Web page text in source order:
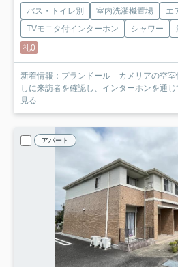
バス・トイレ別 室内洗濯機置場
エ
TVモニタ付インターホン
シャワー
礼0
新着情報：プランドール カメリアの空室
しに来訪者を確認し、インターホンを通
見る
アパート